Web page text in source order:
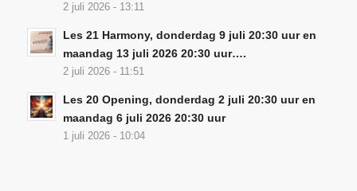
2 juli 2026 - 13:11
Les 21 Harmony, donderdag 9 juli 20:30 uur en
maandag 13 juli 2026 20:30 uur….
2 juli 2026 - 11:51
Les 20 Opening, donderdag 2 juli 20:30 uur en
maandag 6 juli 2026 20:30 uur
1 juli 2026 - 10:04